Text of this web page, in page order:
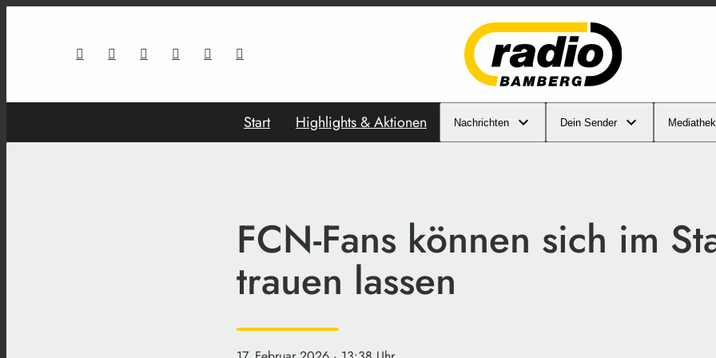
Start Highlights & Aktionen Nachrichten Dein Sender Mediathek
FCN-Fans können sich im
trauen lassen